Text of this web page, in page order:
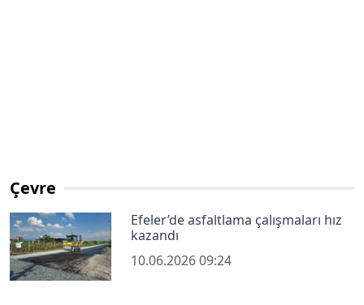
Çevre
Efeler’de asfaltlama çalışmaları hız
kazandı
10.06.2026 09:24